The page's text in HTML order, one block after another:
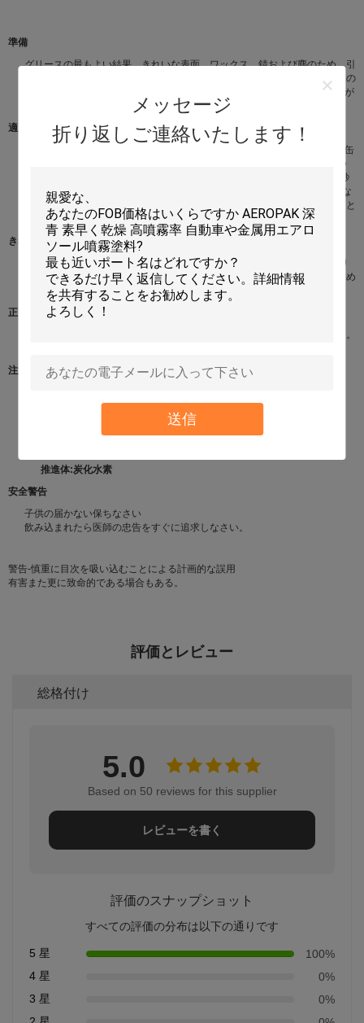
メッセージ
折り返しご連絡いたします！
送信
準備
グリースの最もよい結果、きれいな表面、ワックス、錆および塵のため。引
きずるか、または軽く不必要な隆起かはげるペンキを取除くすべての光沢の
ある表面を紙やすりで磨きそして塵を払いなさい。Aeropakのプライマーが
付いている主な未加工材木か金属および十分に乾燥した許可するため。
適用
重要:使用の前に1分の間缶を活発に揺すりなさい。準備された表面からの缶
30cmを握って、左から右の表面働きを渡る連続的な動きで吹きかかる1つ
の軽い霧のコートを加えることによって始めなさい。休止は、30から60秒
の間置くように霧のコートがして最初のコートにそして90°で働く付加的な
コートを加える。より厚い終わりが要求されたら、余分コート間の少なくと
も1時間を認めなさい。既存のペンキのに常に塗った場合点検の両立性。
きれいにしなさい
ミネラルturpsか一般目的のシンナーとスプレーにきれいにしなさい。より
よい長期保管のために、回転はペンキが出て来ていないまで吹きかかるため
に逆さまにでき。
正しい処分
新聞へのスプレーの要らないプロダクトは無駄になることを気分にさせる。
注意
空穴をあけないでり、または焼却処分してはいけない。
直接日光から涼しい場所で保ちなさい。
50°C./122 Fの上で貯えてはいけない
推進体:炭化水素
安全警告
子供の届かない保ちなさい
飲み込まれたら医師の忠告をすぐに追求しなさい。
警告-慎重に目次を吸い込むことによる計画的な誤用
有害また更に致命的である場合もある。
評価とレビュー
総格付け
5.0
Based on 50 reviews for this supplier
レビューを書く
評価のスナップショット
すべての評価の分布は以下の通りです
5 星
100%
4 星
0%
3 星
0%